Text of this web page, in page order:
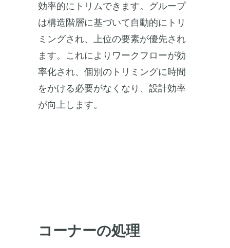
効率的にトリムできます。グループ
は構造階層に基づいて自動的にトリ
ミングされ、上位の要素が優先され
ます。これによりワークフローが効
率化され、個別のトリミングに時間
をかける必要がなくなり、設計効率
が向上します。
コーナーの処理